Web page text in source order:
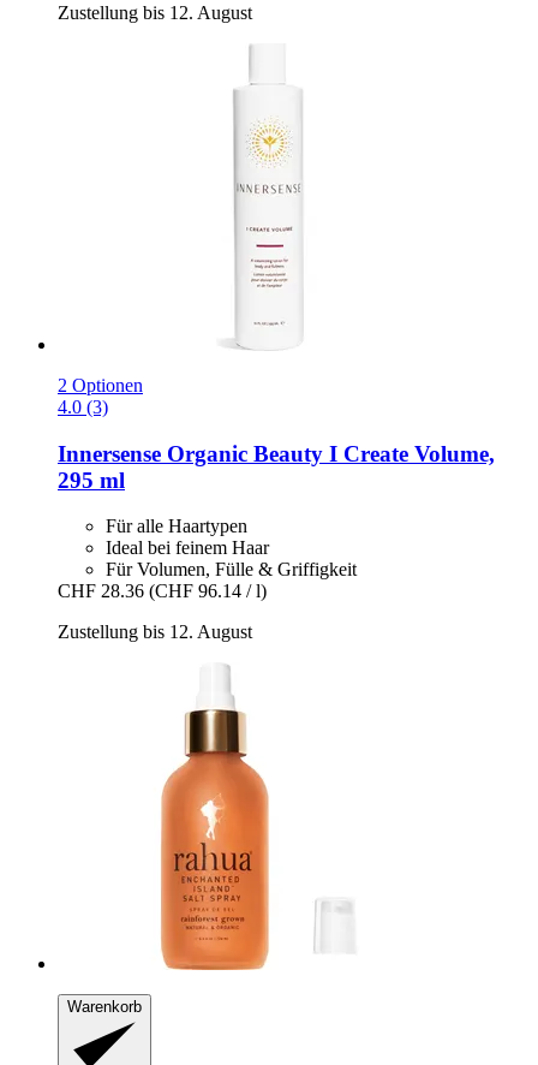
Zustellung bis 12. August
2 Optionen
4.0 (3)
Innersense Organic Beauty I Create Volume,
295 ml
Für alle Haartypen
Ideal bei feinem Haar
Für Volumen, Fülle & Griffigkeit
CHF 28.36 (CHF 96.14 / l)
Zustellung bis 12. August
Warenkorb